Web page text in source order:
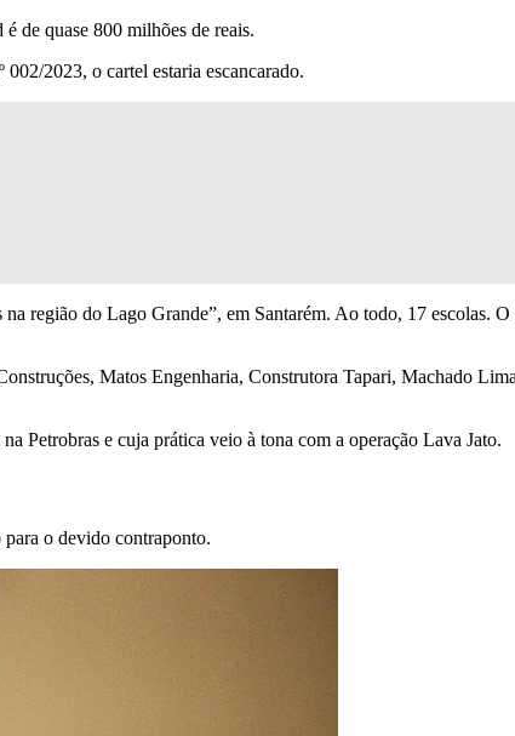
de quase 800 milhões de reais.
002/2023, o cartel estaria escancarado.
região do Lago Grande”, em Santarém. Ao todo, 17 escolas.
Matos Engenharia, Construtora Tapari, Machado
Petrobras e cuja prática veio à tona com a operação Lava Jato.
para o devido contraponto.